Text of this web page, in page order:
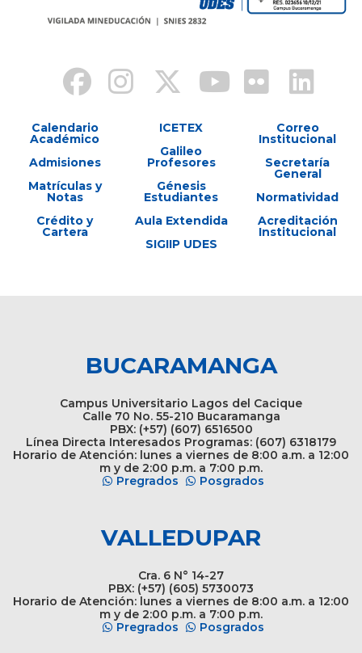
Calendario
Académico
Admisiones
Matrículas y
Notas
Crédito y
Cartera
ICETEX
Galileo
Profesores
Génesis
Estudiantes
Aula Extendida
SIGIIP UDES
Correo
Institucional
Secretaría
General
Normatividad
Acreditación
Institucional
BUCARAMANGA
Campus Universitario Lagos del Cacique
Calle 70 No. 55-210 Bucaramanga
PBX: (+57) (607) 6516500
Línea Directa Interesados Programas: (607) 6318179
Horario de Atención: lunes a viernes de 8:00 a.m. a 12:00
m y de 2:00 p.m. a 7:00 p.m.
Pregrados
Posgrados
VALLEDUPAR
Cra. 6 N° 14-27
PBX: (+57) (605) 5730073
Horario de Atención: lunes a viernes de 8:00 a.m. a 12:00
m y de 2:00 p.m. a 7:00 p.m.
Pregrados
Posgrados